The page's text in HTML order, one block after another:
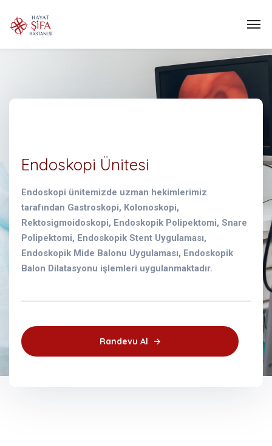
Endoskopi Ünitesi
Endoskopi ünitemizde uzman hekimlerimiz
tarafından Gastroskopi, Kolonoskopi,
Rektosigmoidoskopi, Endoskopik Polipektomi, Snare
Polipektomi, Endoskopik Stent Uygulaması,
Endoskopik Mide Balonu Uygulaması, Endoskopik
Balon Dilatasyonu işlemleri uygulanmaktadır.
Randevu Al